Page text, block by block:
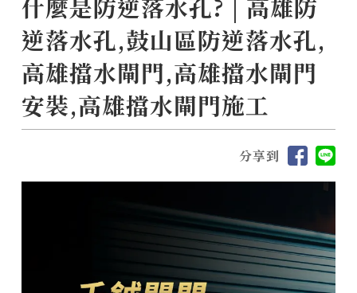
什麼是防逆落水孔? | 高雄防
逆落水孔,鼓山區防逆落水孔,
高雄擋水閘門,高雄擋水閘門
安裝,高雄擋水閘門施工
分享到